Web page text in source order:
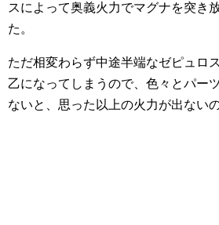
スによって奥義火力でマグナを突き
た。
ただ相変わらず中途半端なゼピュロ
乙になってしまうので、色々とパー
ないと、思った以上の火力が出ない